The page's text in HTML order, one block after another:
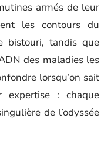
armés de leur
les contours du
bistouri, tandis que
des maladies les
lorsqu’on sait
: chaque
de l’odyssée